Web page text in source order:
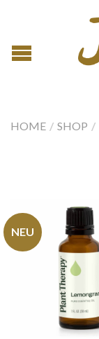
HOME / SHOP /
NEU